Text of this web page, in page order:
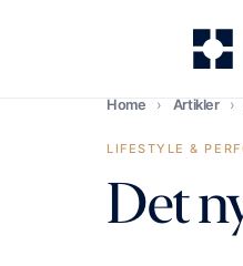
Home › Artikler ›
LIFESTYLE &
Det